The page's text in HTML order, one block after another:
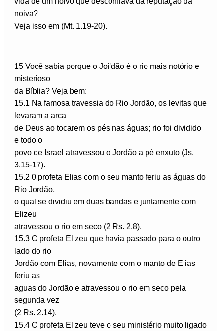
noiva?
Veja isso em (Mt. 1.19-20).
15 Você sabia porque o Joi'dão é o rio mais notório e
misterioso
da Bíblia? Veja bem:
15.1 Na famosa travessia do Rio Jordão, os levitas que
levaram a arca
de Deus ao tocarem os pés nas águas; rio foi dividido
e todo o
povo de Israel atravessou o Jordão a pé enxuto (Js.
3.15-17).
15.2 0 profeta Elias com o seu manto feriu as águas do
Rio Jordão,
o qual se dividiu em duas bandas e juntamente com
Elizeu
atravessou o rio em seco (2 Rs. 2.8).
15.3 O profeta Elizeu que havia passado para o outro
lado do rio
Jordão com Elias, novamente com o manto de Elias
feriu as
aguas do Jordão e atravessou o rio em seco pela
segunda vez
(2 Rs. 2.14).
15.4 O profeta Elizeu teve o seu ministério muito ligado